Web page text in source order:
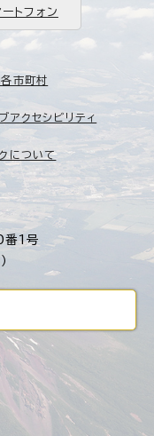
ートフォン
1号
市町村
アクセシビリティ
について